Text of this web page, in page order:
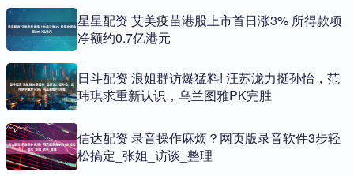
星星配资 艾美疫苗港股上市首日涨3% 所得款项
净额约0.7亿港元
日斗配资 浪姐群访爆猛料! 汪苏泷力挺孙怡，范
玮琪求重新认识，乌兰图雅PK完胜
信达配资 录音操作麻烦？网页版录音软件3步轻
松搞定_张姐_访谈_整理